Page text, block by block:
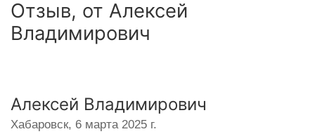
Отзыв, от Алексей
Владимирович
Алексей Владимирович
Хабаровск, 6 марта 2025 г.